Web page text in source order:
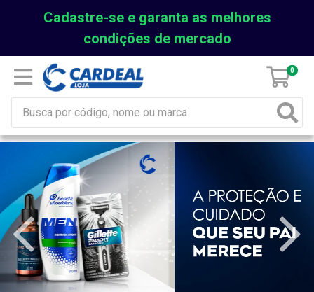
Cadastre-se e garanta as melhores
condições de mercado
0